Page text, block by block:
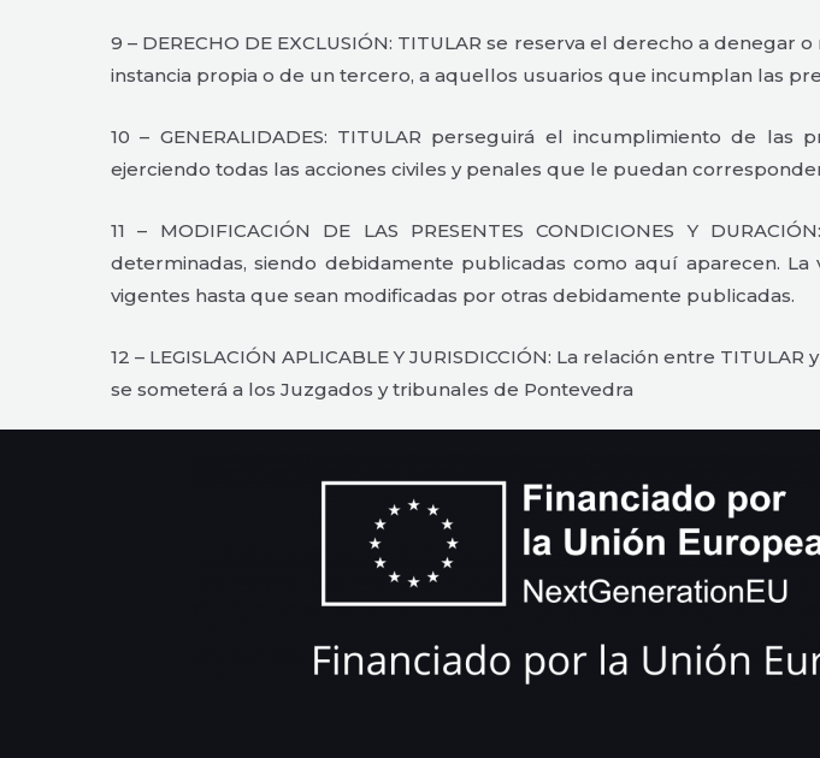
9 – DERECHO DE EXCLUSIÓN: TITULAR se reserva el derecho a
instancia propia o de un tercero, a aquellos usuarios que incumplan las
10 – GENERALIDADES: TITULAR perseguirá el incumplimiento de
ejerciendo todas las acciones civiles y penales que le puedan
11 – MODIFICACIÓN DE LAS PRESENTES CONDICIONES Y
determinadas, siendo debidamente publicadas como aquí aparecen.
vigentes hasta que sean modificadas por otras debidamente publicadas.
12 – LEGISLACIÓN APLICABLE Y JURISDICCIÓN: La relación entre
se someterá a los Juzgados y tribunales de Pontevedra